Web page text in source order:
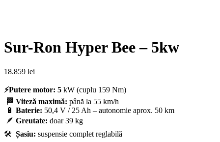
Sur-Ron Hyper Bee – 5kw
18.859 lei
⚡Putere motor: 5 kW (cuplu 159 Nm)
🏁 Viteză maximă: până la 55 km/h
🔋 Baterie: 50,4 V / 25 Ah – autonomie aprox. 50 km
🪶 Greutate: doar 39 kg
🛠️ Șasiu: suspensie complet reglabilă